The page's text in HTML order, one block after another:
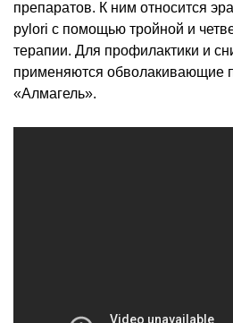
препаратов. К ним относится
pylori с помощью тройной и
терапии. Для профилактики и
применяются обволакивающие
«Алмагель».